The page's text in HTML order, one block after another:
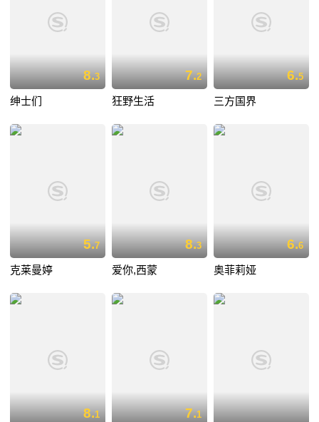
8.3
绅士们
7.2
狂野生活
6.5
三方国界
5.7
克莱曼婷
8.3
爱你,西蒙
6.6
奥菲莉娅
8.1 7.1